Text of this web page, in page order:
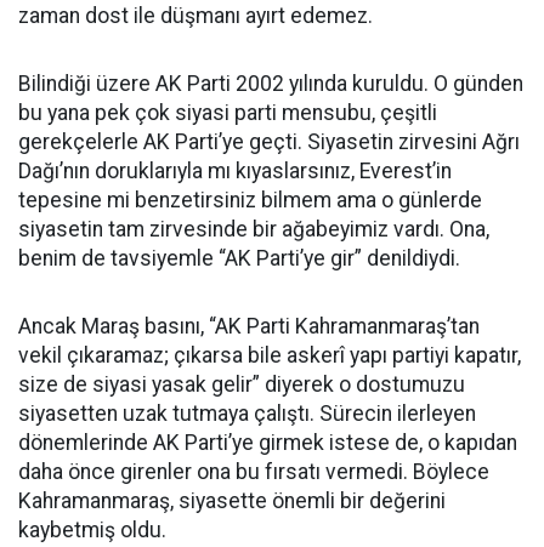
zaman dost ile düşmanı ayırt edemez.
Bilindiği üzere AK Parti 2002 yılında kuruldu. O günden
bu yana pek çok siyasi parti mensubu, çeşitli
gerekçelerle AK Parti’ye geçti. Siyasetin zirvesini Ağrı
Dağı’nın doruklarıyla mı kıyaslarsınız, Everest’in
tepesine mi benzetirsiniz bilmem ama o günlerde
siyasetin tam zirvesinde bir ağabeyimiz vardı. Ona,
benim de tavsiyemle “AK Parti’ye gir” denildiydi.
Ancak Maraş basını, “AK Parti Kahramanmaraş’tan
vekil çıkaramaz; çıkarsa bile askerî yapı partiyi kapatır,
size de siyasi yasak gelir” diyerek o dostumuzu
siyasetten uzak tutmaya çalıştı. Sürecin ilerleyen
dönemlerinde AK Parti’ye girmek istese de, o kapıdan
daha önce girenler ona bu fırsatı vermedi. Böylece
Kahramanmaraş, siyasette önemli bir değerini
kaybetmiş oldu.